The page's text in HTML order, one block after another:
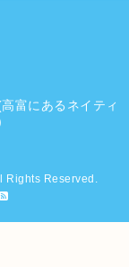
富にあるネイティ
Rights Reserved.